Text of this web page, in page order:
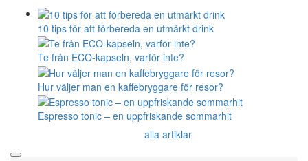
10 tips för att förbereda en utmärkt drink
Te från ECO-kapseln, varför inte?
Hur väljer man en kaffebryggare för resor?
Espresso tonic – en uppfriskande sommarhit
alla artiklar